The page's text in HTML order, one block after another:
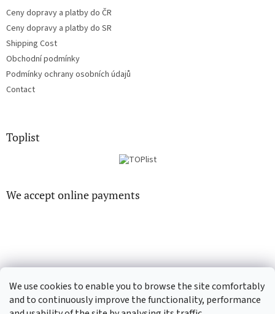
We use cookies to enable you to browse the site comfortably
and to continuously improve the functionality, performance
Ceny dopravy a platby do ČR
Ceny dopravy a platby do SR
Shipping Cost
Obchodní podmínky
Podmínky ochrany osobních údajů
Contact
Toplist
We accept online payments